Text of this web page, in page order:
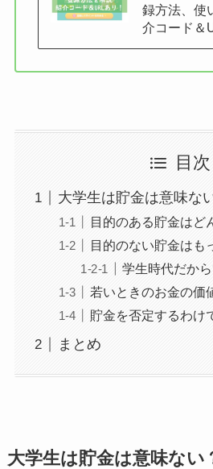
録方法、使
介コード＆
目次
大学生は貯金は意味な
目的のある貯金はど
目的のない貯金はも
学生時代だか
若いときのお金の価
貯金を否定するわけ
まとめ
大学生は貯金は意味ない